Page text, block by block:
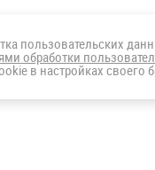
пользовательских
обработки
в настройках своего